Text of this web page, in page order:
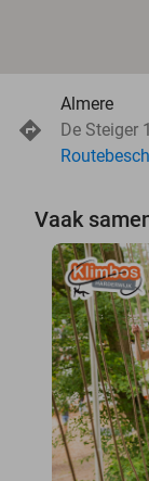
Almere
De Steiger
Vaak